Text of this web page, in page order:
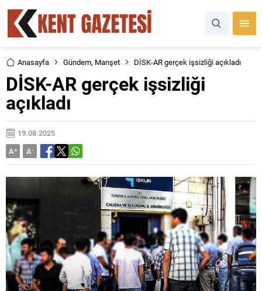
Anasayfa Gündem, Manşet DİSK-AR gerçek işsizliği açıkladı
DİSK-AR gerçek işsizliği
açıkladı
19.08.2025
A+ A-